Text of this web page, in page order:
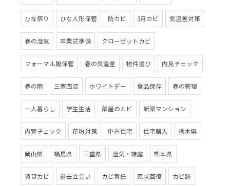
ひな祭り ひな人形保管 防カビ 3月カビ 気温差対策
春の湿気 卒業式準備 クローゼットカビ
フォーマル服保管 春の気温差 物件選び 内見チェック
春の雨 三寒四温 ホワイトデー 食品保存 春の管理
一人暮らし 学生生活 部屋のカビ 新築マンション
内覧チェック 花粉対策 中古住宅 住宅購入 栃木県
岡山県 福島県 三重県 湿気・結露 熊本県
賃貸カビ 退去立会い カビ責任 原状回復 カビ跡